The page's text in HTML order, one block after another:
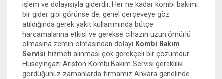
işlem ve dolayısıyla giderdir. Her ne kadar kombi bakımı
bir gider gibi görünse de, genel çerçeveye göz
atıldığında gerek yakıt kullanımında bütçe
harcamalarına etkisi ve gerekse cihazın uzun ömürlü
olmasına zemin olmasından dolayı Kombi Bakım
Servisi hizmeti alınması çok gerekçeli bir çözümdür.
Hüseyingazi Ariston Kombi Bakım Servisi gereklilik
gördüğünüz zamanlarda firmamız Ankara genelinde